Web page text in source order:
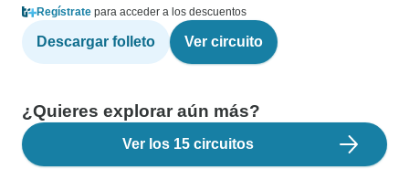
Regístrate para acceder a los descuentos
Descargar folleto Ver circuito
¿Quieres explorar aún más?
Ver los 15 circuitos